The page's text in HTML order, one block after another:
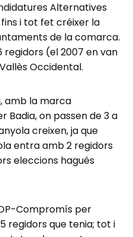
Alternatives
i tot fet créixer la
de la comarca.
regidors (el 2007 en van
Occidental.
amb la marca
Badia, on passen de 3 a
creixen, ja que
entra amb 2 regidors
eleccions hagués
Compromís per
regidors que tenia; tot i